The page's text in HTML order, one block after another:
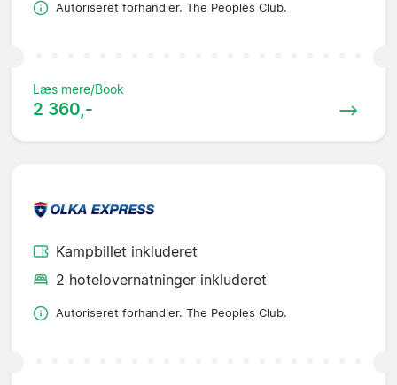
Autoriseret forhandler. The Peoples Club.
Læs mere/Book
2 360,-
Kampbillet inkluderet
2 hotelovernatninger inkluderet
Autoriseret forhandler. The Peoples Club.